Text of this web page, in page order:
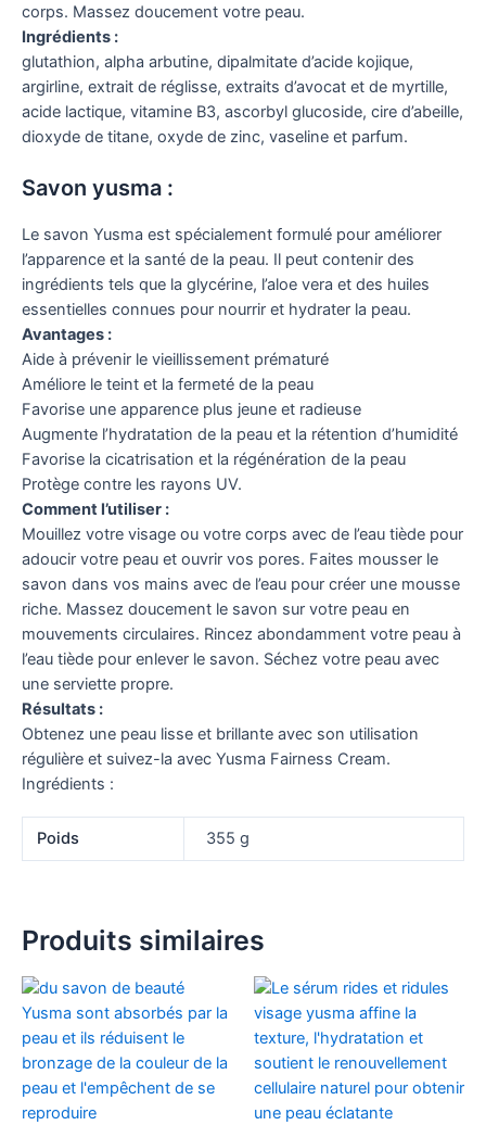
corps. Massez doucement votre peau.
Ingrédients :
glutathion, alpha arbutine, dipalmitate d’acide kojique,
argirline, extrait de réglisse, extraits d’avocat et de myrtille,
acide lactique, vitamine B3, ascorbyl glucoside, cire d’abeille,
dioxyde de titane, oxyde de zinc, vaseline et parfum.
Savon yusma :
Le savon Yusma est spécialement formulé pour améliorer
l’apparence et la santé de la peau. Il peut contenir des
ingrédients tels que la glycérine, l’aloe vera et des huiles
essentielles connues pour nourrir et hydrater la peau.
Avantages :
Aide à prévenir le vieillissement prématuré
Améliore le teint et la fermeté de la peau
Favorise une apparence plus jeune et radieuse
Augmente l’hydratation de la peau et la rétention d’humidité
Favorise la cicatrisation et la régénération de la peau
Protège contre les rayons UV.
Comment l’utiliser :
Mouillez votre visage ou votre corps avec de l’eau tiède pour
adoucir votre peau et ouvrir vos pores. Faites mousser le
savon dans vos mains avec de l’eau pour créer une mousse
riche. Massez doucement le savon sur votre peau en
mouvements circulaires. Rincez abondamment votre peau à
l’eau tiède pour enlever le savon. Séchez votre peau avec
une serviette propre.
Résultats :
Obtenez une peau lisse et brillante avec son utilisation
régulière et suivez-la avec Yusma Fairness Cream.
Ingrédients :
Poids 355 g
Produits similaires